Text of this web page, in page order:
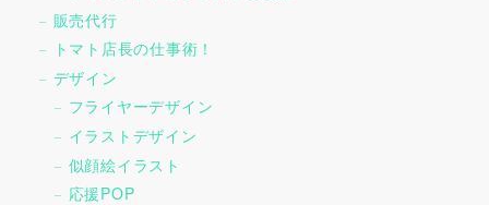
販売代行
トマト店長の仕事術！
デザイン
フライヤーデザイン
イラストデザイン
似顔絵イラスト
応援POP